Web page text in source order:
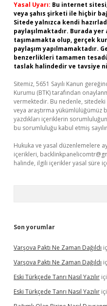
Yasal Uyarı: Bu internet
veya şahıs şirketi ile hiçbir
Sitede yalnızca kendi
paylaşılmaktadır. Burada
taşımamakta olup, gerçek
paylaşım yapılmamaktadır.
benzerlikleri tamamen
taslak halindedir ve tavsiye
Sitemiz, 5651 Sayılı Kanun
Kurumu (BTK) tarafından
vermektedir. Bu nedenle,
veya araştırma yükümlülüğümüz
yazdıkları içeriklerin
bu sorumluluğu kabul etmiş
Hukuka ve yasal düzenlemelere
içerikleri,
halinde, ilgili içerikler yasal süre
Son yorumlar
Varşova Paktı Ne Zaman Dağıldı
Varşova Paktı Ne Zaman Dağıldı
Eski Türkçede Tanrı Nasıl Yazılır
Eski Türkçede Tanrı Nasıl Yazılır